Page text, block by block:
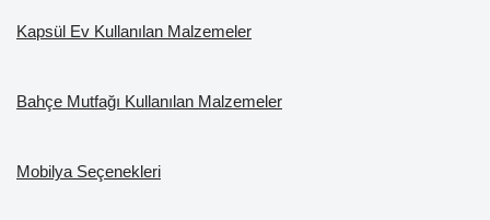
Kapsül Ev Kullanılan Malzemeler
Bahçe Mutfağı Kullanılan Malzemeler
Mobilya Seçenekleri